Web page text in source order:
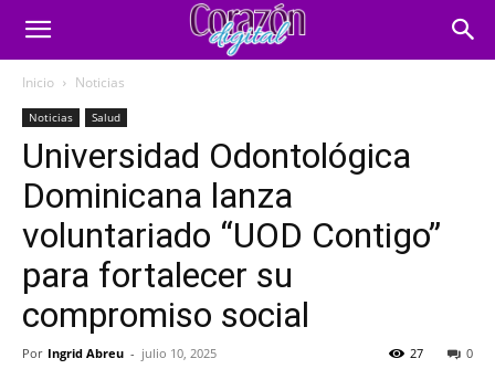
Inicio Noticias
Noticias Salud
Universidad Odontológica
Dominicana lanza
voluntariado “UOD Contigo”
para fortalecer su
compromiso social
Por Ingrid Abreu - julio 10, 2025 0
27